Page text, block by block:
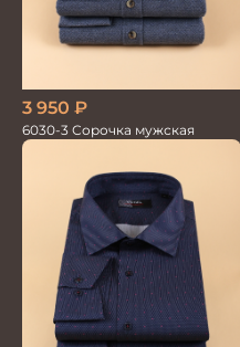
3 950 ₽
6030-3 Сорочка мужская